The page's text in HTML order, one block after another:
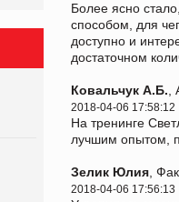
Более ясно
способом, для
доступно и
достаточном
Ковальчук А.Б.
2018-04-06 17:58:12
На тренинге
лучшим опытом,
Зелик Юлия ,
2018-04-06 17:56:13